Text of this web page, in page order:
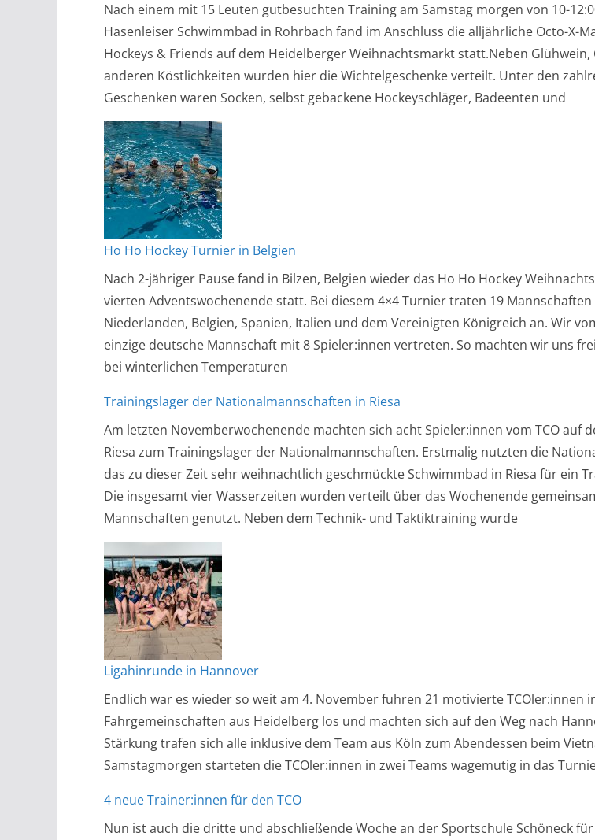
Nach einem mit 15 Leuten gutbesuchten Training am Samstag morgen von 10-
Hasenleiser Schwimmbad in Rohrbach fand im Anschluss die alljährliche Octo-X-
Hockeys & Friends auf dem Heidelberger Weihnachtsmarkt statt.Neben Glühwein,
anderen Köstlichkeiten wurden hier die Wichtelgeschenke verteilt. Unter den
Geschenken waren Socken, selbst gebackene Hockeyschläger, Badeenten und
Ho Ho Hockey Turnier in Belgien
Nach 2-jähriger Pause fand in Bilzen, Belgien wieder das Ho Ho Hockey
vierten Adventswochenende statt. Bei diesem 4×4 Turnier traten 19 Mannschaften
Niederlanden, Belgien, Spanien, Italien und dem Vereinigten Königreich an. Wir
einzige deutsche Mannschaft mit 8 Spieler:innen vertreten. So machten wir uns
bei winterlichen Temperaturen
Trainingslager der Nationalmannschaften in Riesa
Am letzten Novemberwochenende machten sich acht Spieler:innen vom TCO auf
Riesa zum Trainingslager der Nationalmannschaften. Erstmalig nutzten die
das zu dieser Zeit sehr weihnachtlich geschmückte Schwimmbad in Riesa für ein
Die insgesamt vier Wasserzeiten wurden verteilt über das Wochenende
Mannschaften genutzt. Neben dem Technik- und Taktiktraining wurde
Ligahinrunde in Hannover
Endlich war es wieder so weit am 4. November fuhren 21 motivierte TCOler:innen
Fahrgemeinschaften aus Heidelberg los und machten sich auf den Weg nach
Stärkung trafen sich alle inklusive dem Team aus Köln zum Abendessen beim
Samstagmorgen starteten die TCOler:innen in zwei Teams wagemutig in das
4 neue Trainer:innen für den TCO
Nun ist auch die dritte und abschließende Woche an der Sportschule Schöneck